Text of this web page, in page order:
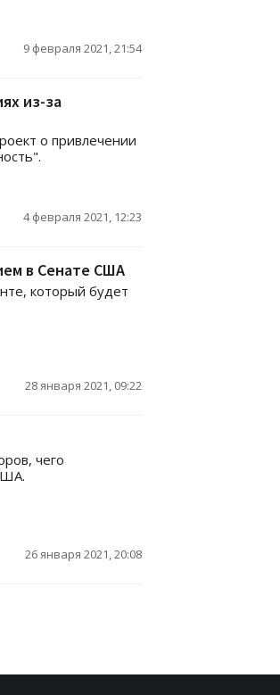
9 февраля 2021, 21:54
из-за
о привлечении
4 февраля 2021, 12:23
в Сенате США
который будет
28 января 2021, 09:22
чего
26 января 2021, 20:08